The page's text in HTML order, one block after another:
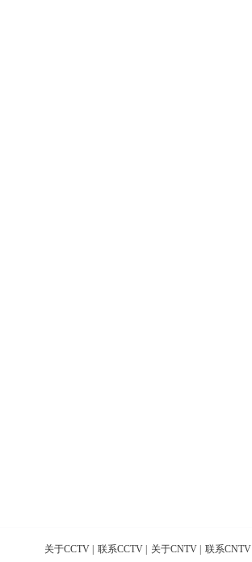
关于CCTV 联系CCTV 关于CNTV 联系CNTV